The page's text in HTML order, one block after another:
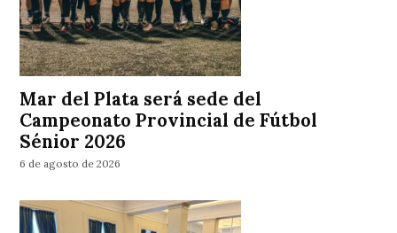
Mar del Plata será sede del
Campeonato Provincial de Fútbol
Sénior 2026
6 de agosto de 2026